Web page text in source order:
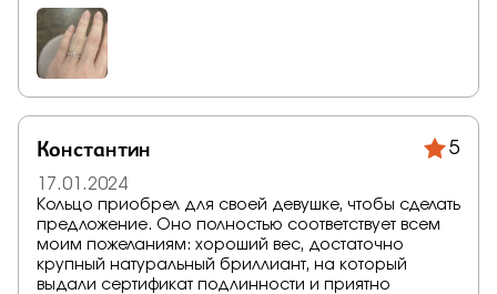
Константин 5
17.01.2024
Кольцо приобрел для своей девушке, чтобы сделать
предложение. Оно полностью соответствует всем
моим пожеланиям: хороший вес, достаточно
крупный натуральный бриллиант, на который
выдали сертификат подлинности и приятно